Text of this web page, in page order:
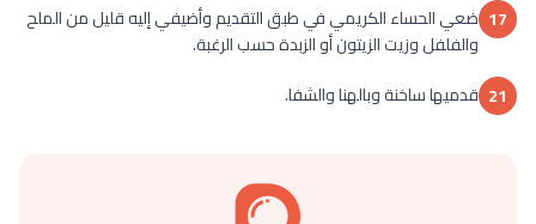
17 ضعي الحساء الكريمي في طبق التقديم وأضيفي إليه قليل من الملح
والفلفل وزيت الزيتون أو الزبدة حسب الرغبة.
21 قدميها ساخنة وبالهنا والشفا.